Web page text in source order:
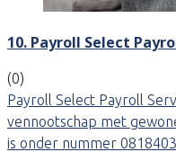
10. Payroll Select
(0)
Payroll Select Payroll
vennootschap met
is onder nummer